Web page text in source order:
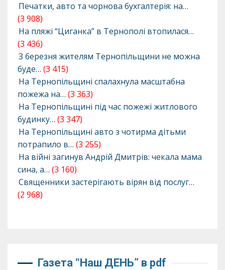
Печатки, авто та чорнова бухгалтерія: на…
(3 908)
На пляжі “Циганка” в Тернополі втопилася…
(3 436)
З березня жителям Тернопільщини не можна
буде… (3 415)
На Тернопільщині спалахнула масштабна
пожежа на… (3 363)
На Тернопільщині під час пожежі житлового
будинку… (3 347)
На Тернопільщині авто з чотирма дітьми
потрапило в… (3 255)
На війні загинув Андрій Дмитрів: чекала мама
сина, а… (3 160)
Священники застерігають вірян від послуг…
(2 968)
Газета “Наш ДЕНЬ” в pdf